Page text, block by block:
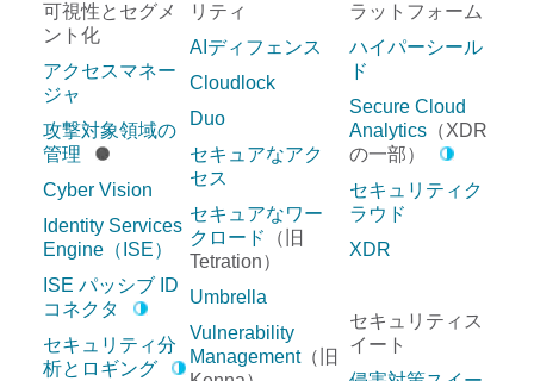
可視性とセグメ
ント化
アクセスマネー
ジャ
攻撃対象領域の
管理
Cyber Vision
Identity Services
Engine（ISE）
ISE パッシブ ID
コネクタ
セキュリティ分
析とロギング
リティ
AIディフェンス
Cloudlock
Duo
セキュアなアク
セス
セキュアなワー
クロード （旧
Tetration）
Umbrella
Vulnerability
Management（旧
ラットフォーム
ハイパーシール
ド
Secure Cloud
Analytics （XDR
の一部）
セキュリティク
ラウド
XDR
セキュリティス
イート